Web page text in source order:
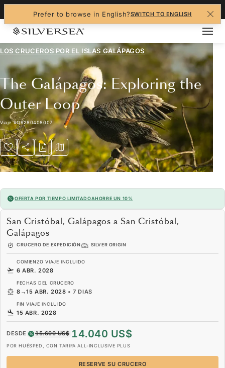
Prefer to browse in English?SWITCH TO ENGLISH
LOS CRUCEROS POR EL ISLAS GALÁPAGOS
The Galápagos: Exploring the
Outer Loop
Viaje#OR280408007
OFERTA POR TIEMPO LIMITADOAHORRE UN 10%
San Cristóbal, Galápagos a San Cristóbal,
Galápagos
CRUCERO DE EXPEDICIÓN SILVER ORIGIN
COMIENZO VIAJE INCLUIDO
6 ABR. 2028
FECHAS DEL CRUCERO
8 →15 ABR. 2028 •7 DIAS
FIN VIAJE INCLUIDO
15 ABR. 2028
DESDE 15.600 US$ 14.040 US$
POR HUÉSPED, CON TARIFA ALL-INCLUSIVE PLUS
RESERVE SU CRUCERO